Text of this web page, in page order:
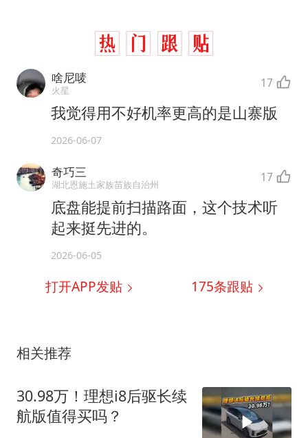
啥尼唛
火星 17
我觉得用不好机率更高的是山寨版
2026-06-07
奇巧三
湖北恩施土家族苗族自治州 17
底盘能提前扫描路面，这个技术听
起来挺先进的。
2026-06-05
打开APP发贴 175条跟贴
相关推荐
30.98万！理想i8后驱长续
航版值得买吗？